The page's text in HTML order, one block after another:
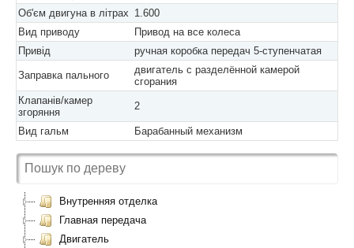
Об'єм двигуна в літрах 1.600
Вид приводу
Привод на все колеса
Привід
ручная коробка передач 5-ступенчатая
Заправка пального
двигатель с разделённой камерой
сгорания
Клапанів/камер
згоряння
2
Вид гальм Барабанный механизм
Внутренняя отделка
Главная передача
Двигатель